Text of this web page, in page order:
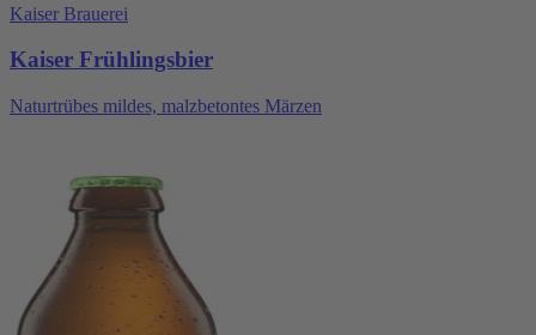
Kaiser Brauerei
Kaiser Frühlingsbier
Naturtrübes mildes, malzbetontes Märzen